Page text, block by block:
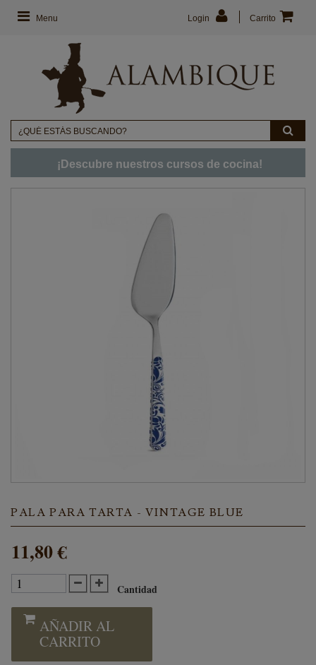
Menu Carrito
Login
¡Descubre nuestros cursos de cocina!
PALA PARA TARTA - VINTAGE BLUE
11,80 €
Cantidad
AÑADIR AL
CARRITO